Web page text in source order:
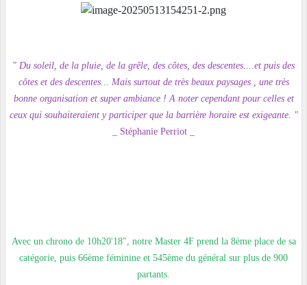
" Du soleil, de la pluie, de la grêle, des côtes, des descentes....et puis des
côtes et des descentes... Mais surtout de très beaux paysages , une très
bonne organisation et super ambiance ! A noter cependant pour celles et
ceux qui souhaiteraient y participer que la barrière horaire est exigeante. "
_ Stéphanie Perriot _
Avec un chrono de 10h20'18", notre Master 4F prend la 8ème place de sa
catégorie, puis 66ème féminine et 545ème du général sur plus de 900
partants.